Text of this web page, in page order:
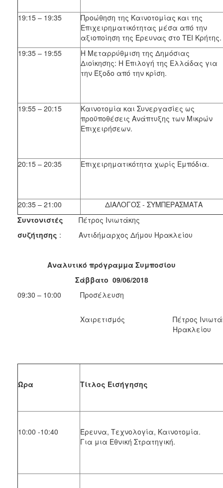
19:15 – 19:35
Προώθηση της Καινοτομίας και της
Επιχειρηματικότητας μέσα από την
αξιοποίηση της Έρευνας στο ΤΕΙ Κρήτης.
19:35 – 19:55
Η Μεταρρύθμιση της Δημόσιας
Διοίκησης: Η Επιλογή της Ελλάδας για
την Έξοδο από την κρίση.
19:55 – 20:15
Καινοτομία και Συνεργασίες ως
προϋποθέσεις Ανάπτυξης των Μικρών
Επιχειρήσεων.
20:15 – 20:35 Επιχειρηματικότητα χωρίς Εμπόδια.
20:35 – 21:00
ΔΙΑΛΟΓΟΣ - ΣΥΜΠΕΡΑΣΜΑΤΑ
Συντονιστές
συζήτησης :
Πέτρος Ινιωτάκης
Αντιδήμαρχος Δήμου Ηρακλείου
Αναλυτικό πρόγραμμα Συμποσίου
Σάββατο 09/06/2018
09:30 – 10:00
Προσέλευση
Χαιρετισμός
Πέτρος
Ηρακλείου
Ώρα Τίτλος Εισήγησης
10:00 -10:40
Έρευνα, Τεχνολογία, Καινοτομία.
Για μια Εθνική Στρατηγική.